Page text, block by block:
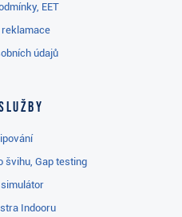
EET
údajů
švihu, Gap testing
Indooru